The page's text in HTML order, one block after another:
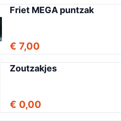
Friet MEGA puntzak
€ 7,00
Zoutzakjes
€ 0,00